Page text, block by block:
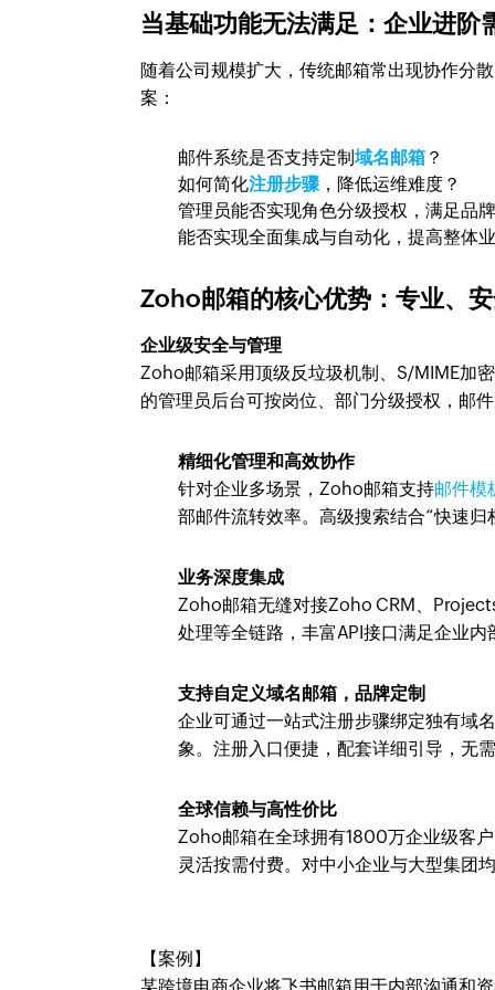
当基础功能无法满足：企业进阶
随着公司规模扩大，传统邮箱常出现协作分
案：
邮件系统是否支持定制域名邮箱 ？
如何简化注册步骤，降低运维难度？
管理员能否实现角色分级授权，满足品
能否实现全面集成与自动化，提高整体
Zoho邮箱的核心优势：专业、
企业级安全与管理
Zoho邮箱采用顶级反垃圾机制、S/MIME加
的管理员后台可按岗位、部门分级授权，邮
精细化管理和高效协作
针对企业多场景，Zoho邮箱支持邮件模
部邮件流转效率。高级搜索结合“快速
业务深度集成
Zoho邮箱无缝对接Zoho CRM、
处理等全链路，丰富API接口满足企业
支持自定义域名邮箱，品牌定制
企业可通过一站式注册步骤绑定独有域
象。注册入口便捷，配套详细引导，无
全球信赖与高性价比
Zoho邮箱在全球拥有1800万企业级客
灵活按需付费。对中小企业与大型集团
【案例】